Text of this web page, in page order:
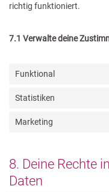
richtig funktioniert.
7.1 Verwalte deine
Funktional
Statistiken
Marketing
8. Deine Rechte
Daten